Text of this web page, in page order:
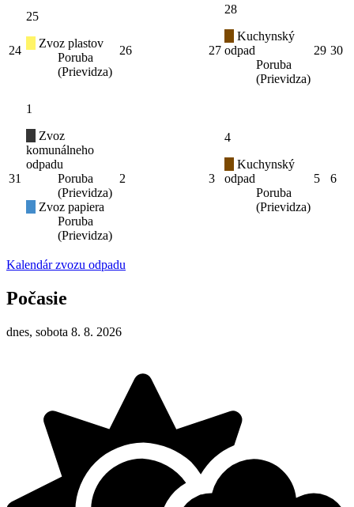
24
25
Zvoz plastov
Poruba
(Prievidza)
26 27
28
Kuchynský
odpad
Poruba
(Prievidza)
29 30
31
1
Zvoz
komunálneho
odpadu
Poruba
(Prievidza)
Zvoz papiera
Poruba
(Prievidza)
2 3
4
Kuchynský
odpad
Poruba
(Prievidza)
5 6
Kalendár zvozu odpadu
Počasie
dnes, sobota 8. 8. 2026